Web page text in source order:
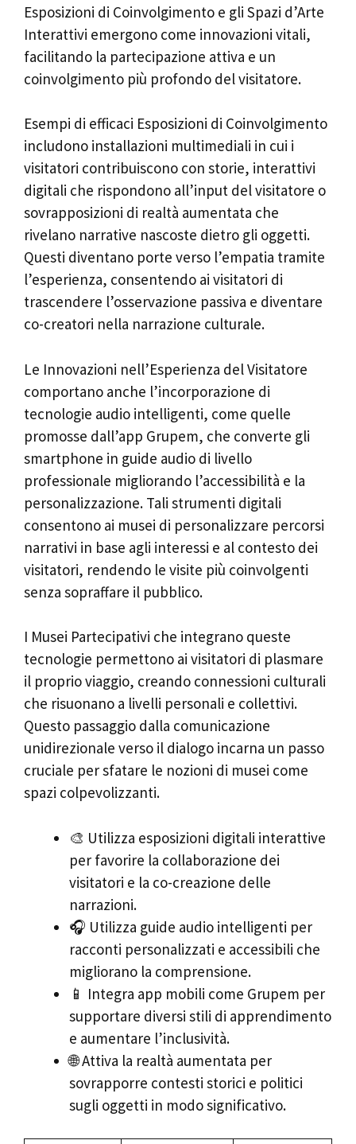
Esposizioni di Coinvolgimento e gli Spazi d’Arte
Interattivi emergono come innovazioni vitali,
facilitando la partecipazione attiva e un
coinvolgimento più profondo del visitatore.
Esempi di efficaci Esposizioni di Coinvolgimento
includono installazioni multimediali in cui i
visitatori contribuiscono con storie, interattivi
digitali che rispondono all’input del visitatore o
sovrapposizioni di realtà aumentata che
rivelano narrative nascoste dietro gli oggetti.
Questi diventano porte verso l’empatia tramite
l’esperienza, consentendo ai visitatori di
trascendere l’osservazione passiva e diventare
co-creatori nella narrazione culturale.
Le Innovazioni nell’Esperienza del Visitatore
comportano anche l’incorporazione di
tecnologie audio intelligenti, come quelle
promosse dall’app Grupem, che converte gli
smartphone in guide audio di livello
professionale migliorando l’accessibilità e la
personalizzazione. Tali strumenti digitali
consentono ai musei di personalizzare percorsi
narrativi in base agli interessi e al contesto dei
visitatori, rendendo le visite più coinvolgenti
senza sopraffare il pubblico.
I Musei Partecipativi che integrano queste
tecnologie permettono ai visitatori di plasmare
il proprio viaggio, creando connessioni culturali
che risuonano a livelli personali e collettivi.
Questo passaggio dalla comunicazione
unidirezionale verso il dialogo incarna un passo
cruciale per sfatare le nozioni di musei come
spazi colpevolizzanti.
🎨 Utilizza esposizioni digitali interattive
per favorire la collaborazione dei
visitatori e la co-creazione delle
narrazioni.
🎧 Utilizza guide audio intelligenti per
racconti personalizzati e accessibili che
migliorano la comprensione.
📱 Integra app mobili come Grupem per
supportare diversi stili di apprendimento
e aumentare l’inclusività.
🌐 Attiva la realtà aumentata per
sovrapporre contesti storici e politici
sugli oggetti in modo significativo.